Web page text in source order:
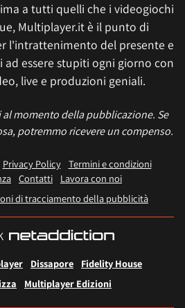
a tutti quelli che i videogiochi
Multiplayer.it è il punto di
l'intrattenimento del presente e
essere stupiti ogni giorno con
live e produzioni geniali.
momento della pubblicazione. Se
potremmo ricevere un compenso.
Privacy Policy
Termini e condizioni
Contatti
Lavora con noi
di tracciamento della pubblicità
Dissapore
Fidelity House
Multiplayer Edizioni